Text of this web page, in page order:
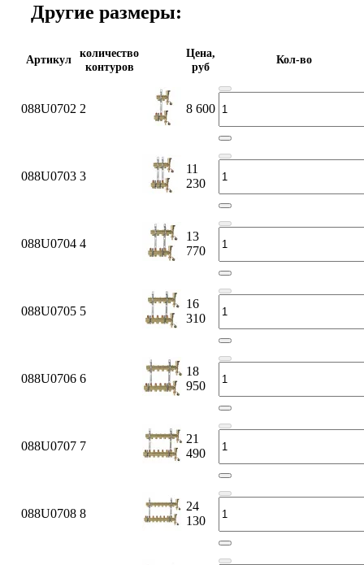
Другие размеры:
Артикул
количество
контуров
Цена,
руб
Кол-во
088U0702 2 8 600
088U0703 3
11
230
088U0704 4
13
770
088U0705 5
16
310
088U0706 6
18
950
088U0707 7
21
490
088U0708 8
24
130